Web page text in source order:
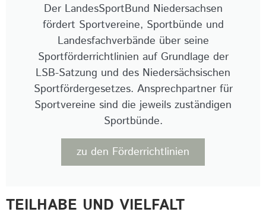
Der LandesSportBund Niedersachsen
fördert Sportvereine, Sportbünde und
Landesfachverbände über seine
Sportförderrichtlinien auf Grundlage der
LSB-Satzung und des Niedersächsischen
Sportfördergesetzes. Ansprechpartner für
Sportvereine sind die jeweils zuständigen
Sportbünde.
zu den Förderrichtlinien
TEILHABE UND VIELFALT